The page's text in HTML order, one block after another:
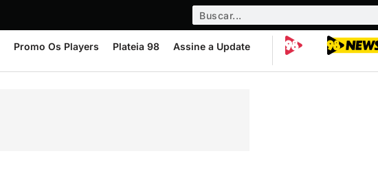
Promo Os Players Plateia 98 Assine a Update